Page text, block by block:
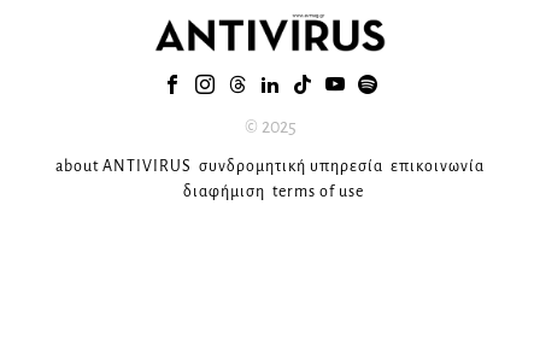
© 2025
about ANTIVIRUS συνδρομητική υπηρεσία επικοινωνία
διαφήμιση terms of use